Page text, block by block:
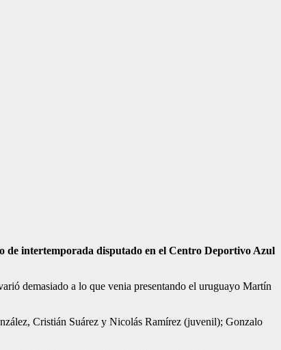
de intertemporada disputado en el Centro Deportivo Azul
demasiado a lo que venia presentando el uruguayo Martín
Cristián Suárez y Nicolás Ramírez (juvenil); Gonzalo